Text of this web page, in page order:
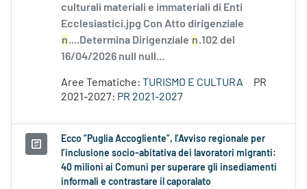
culturali materiali e immateriali di Enti
Ecclesiastici.jpg Con Atto dirigenziale
n....Determina Dirigenziale n.102 del
16/04/2026 null null...
Aree Tematiche: TURISMO E CULTURA
PR
2021-2027: PR 2021-2027
Ecco “Puglia Accogliente”, l’Avviso regionale per
l’inclusione socio-abitativa dei lavoratori migranti:
40 milioni ai Comuni per superare gli insediamenti
informali e contrastare il caporalato